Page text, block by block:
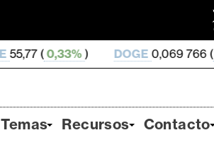
DOGE0,069 766 (1,43%) LEO
Temas Recursos Contacto